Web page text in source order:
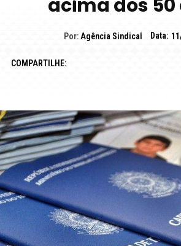
acima dos 50
Por: Agência Sindical Data:
COMPARTILHE: